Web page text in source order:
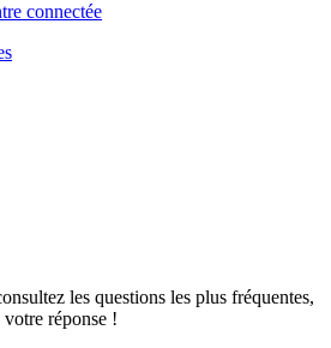
connectée
les questions les plus fréquentes,
réponse !